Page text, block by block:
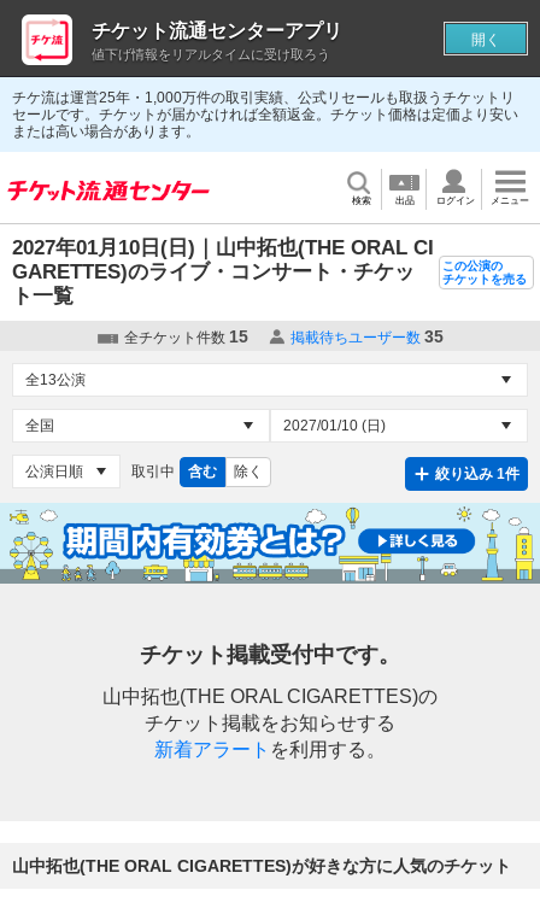
チケ流は運営25年・1,000万件の取引実績、公式リセールも取扱うチケットリ
セールです。チケットが届かなければ全額返金。チケット価格は定価より安い
または高い場合があります。
検索 出品 ログイン メニュー
2027年01月10日(日)｜山中拓也(THE ORAL CI
GARETTES)のライブ・コンサート・チケッ
ト一覧
この公演の
チケットを売る
全チケット件数 15 掲載待ちユーザー数 35
取引中 含む 除く 絞り込み 1件
チケット掲載受付中です。
山中拓也(THE ORAL CIGARETTES)の
チケット掲載をお知らせする
新着アラート を利用する。
山中拓也(THE ORAL CIGARETTES)が好きな方に人気のチケット
チケット流通センターアプリ
値下げ情報をリアルタイムに受け取ろう
開く